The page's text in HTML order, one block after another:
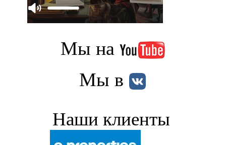
Мы на
Мы в
Наши клиенты